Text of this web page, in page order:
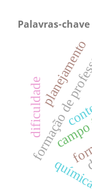
Palavras-chave
formação
planejamento
dificuldade